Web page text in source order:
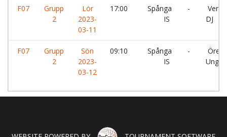
F07
Grupp
2
Lör
2023-
03-11
17:00
Spånga
IS
-
DJ
F07
Grupp
2
Sön
2023-
03-12
09:10
Spånga
IS
-